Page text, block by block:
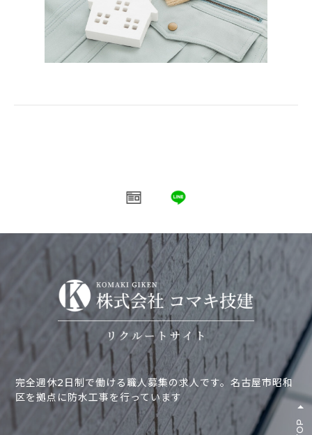
完全週休2日制で働ける職人募集の求人です。名古屋市昭和
区を拠点に防水工事を行っています